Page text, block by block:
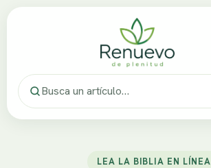
LEA LA BIBLIA EN LÍNEA